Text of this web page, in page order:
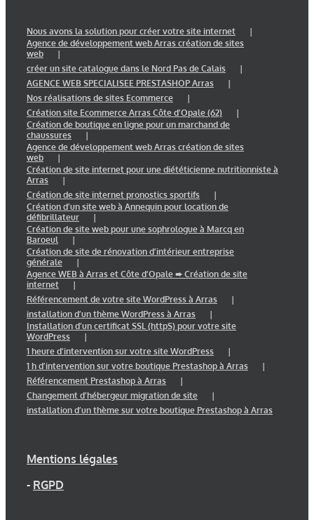
Nous avons la solution pour créer votre site internet
Agence de développement web Arras création de sites
web
créer un site catalogue dans le Nord Pas de Calais
AGENCE WEB SPECIALISEE PRESTASHOP Arras
Nos réalisations de sites Ecommerce
Création site Ecommerce Arras Côte d’Opale (62)
Création de boutique en ligne pour un marchand de
chaussures
Agence de développement web Arras création de sites
web
Création de site internet pour une diététicienne nutritionniste à
Arras
Création de site internet pronostics sportifs
Création d’un site web à Annequin pour location de
défibrillateur
Création de site web pour une sophrologue à Marcq en
Baroeul
Création de site de rénovation d’intérieur entreprise
générale
Agence WEB à Arras et Côte d’Opale ➨ Création de site
internet
Référencement de votre site WordPress à Arras
installation d’un thème WordPress à Arras
Installation d’un certificat SSL (httpS) pour votre site
WordPress
1 heure d’intervention sur votre site WordPress
1 h d’intervention sur votre boutique Prestashop à Arras
Référencement Prestashop à Arras
Changement d’hébergeur migration de site
installation d’un thème sur votre boutique Prestashop à Arras
Mentions légales
- RGPD